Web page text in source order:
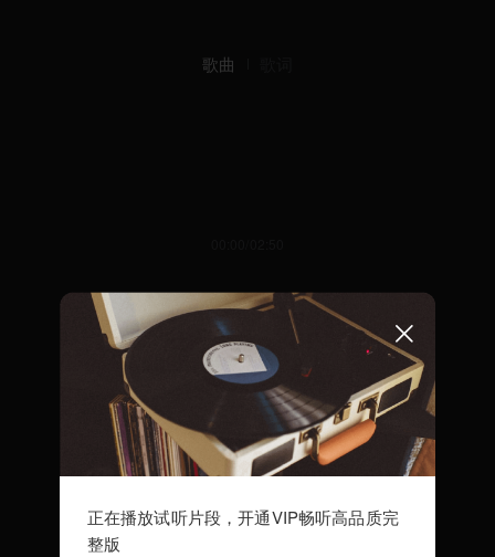
歌曲
正在播放试听片段，开通VIP畅听高品质完
整版
